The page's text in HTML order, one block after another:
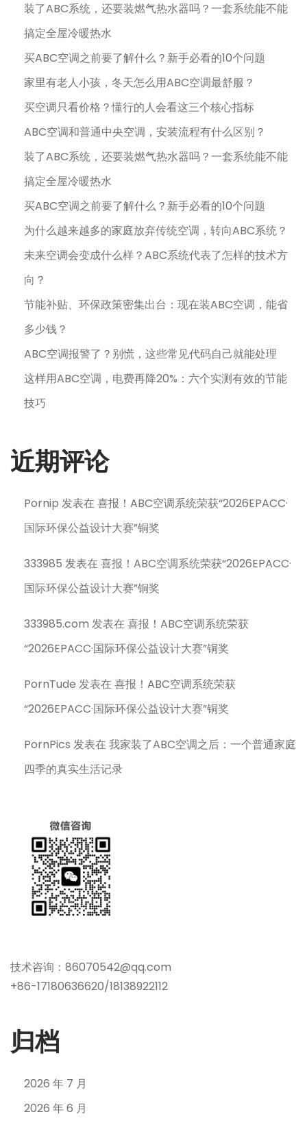
装了ABC系统，还要装燃气热水器吗？一套系统能不能
搞定全屋冷暖热水
买ABC空调之前要了解什么？新手必看的10个问题
家里有老人小孩，冬天怎么用ABC空调最舒服？
买空调只看价格？懂行的人会看这三个核心指标
ABC空调和普通中央空调，安装流程有什么区别？
装了ABC系统，还要装燃气热水器吗？一套系统能不能
搞定全屋冷暖热水
买ABC空调之前要了解什么？新手必看的10个问题
为什么越来越多的家庭放弃传统空调，转向ABC系统？
未来空调会变成什么样？ABC系统代表了怎样的技术方
向？
节能补贴、环保政策密集出台：现在装ABC空调，能省
多少钱？
ABC空调报警了？别慌，这些常见代码自己就能处理
这样用ABC空调，电费再降20%：六个实测有效的节能
技巧
近期评论
Pornip 发表在喜报！ABC空调系统荣获“2026EPACC·
国际环保公益设计大赛”铜奖
333985 发表在喜报！ABC空调系统荣获“2026EPACC·
国际环保公益设计大赛”铜奖
333985.com 发表在喜报！ABC空调系统荣获
“2026EPACC·国际环保公益设计大赛”铜奖
PornTude 发表在喜报！ABC空调系统荣获
“2026EPACC·国际环保公益设计大赛”铜奖
PornPics 发表在我家装了ABC空调之后：一个普通家庭
四季的真实生活记录
技术咨询：86070542@qq.com
+86-17180636620/18138922112
归档
2026 年 7 月
2026 年 6 月